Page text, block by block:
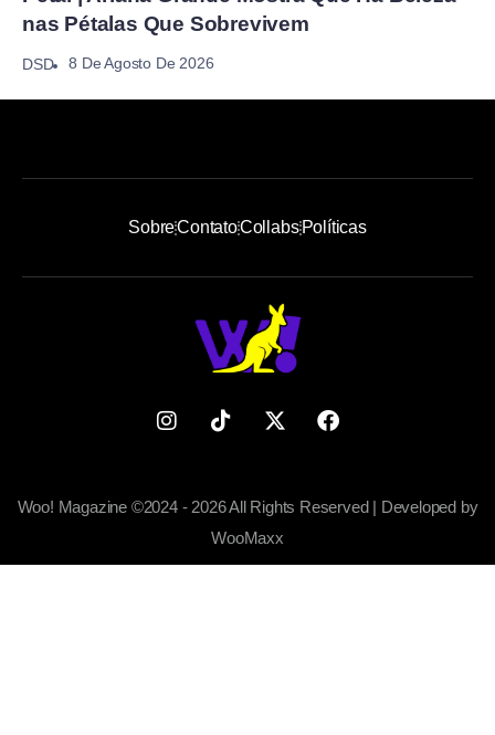
nas Pétalas Que Sobrevivem
DSD 8 De Agosto De 2026
SobreContatoCollabsPolíticas
Woo! Magazine ©2024 - 2026 All Rights Reserved | Developed by
WooMaxx